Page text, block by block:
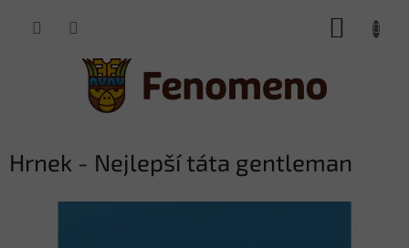
Hrnek - Nejlepší táta gentleman